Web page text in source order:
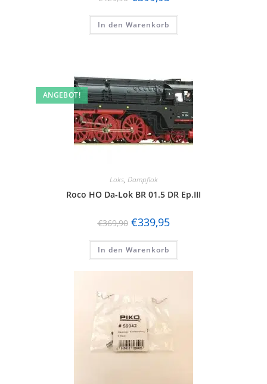
In den Warenkorb
ANGEBOT!
Loks, Dampflok
Roco HO Da-Lok BR 01.5 DR Ep.III
€369,90 €339,95
In den Warenkorb